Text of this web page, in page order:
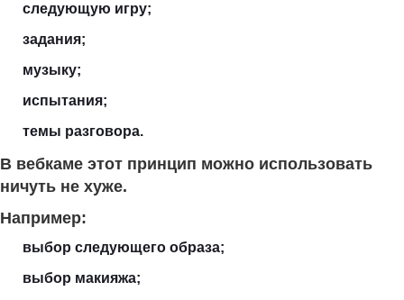
следующую игру;
задания;
музыку;
испытания;
темы разговора.
В вебкаме этот принцип можно использовать
ничуть не хуже.
Например:
выбор следующего образа;
выбор макияжа;